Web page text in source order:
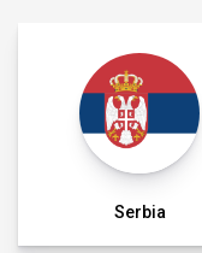
Serbia